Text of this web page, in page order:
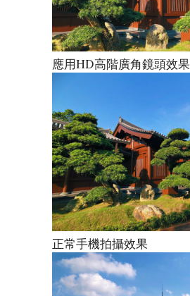
應用HD高階廣角鏡頭效果
正常手機拍攝效果